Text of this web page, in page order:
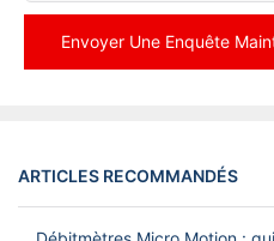
Envoyer Une Enquête
ARTICLES RECOMMANDÉS